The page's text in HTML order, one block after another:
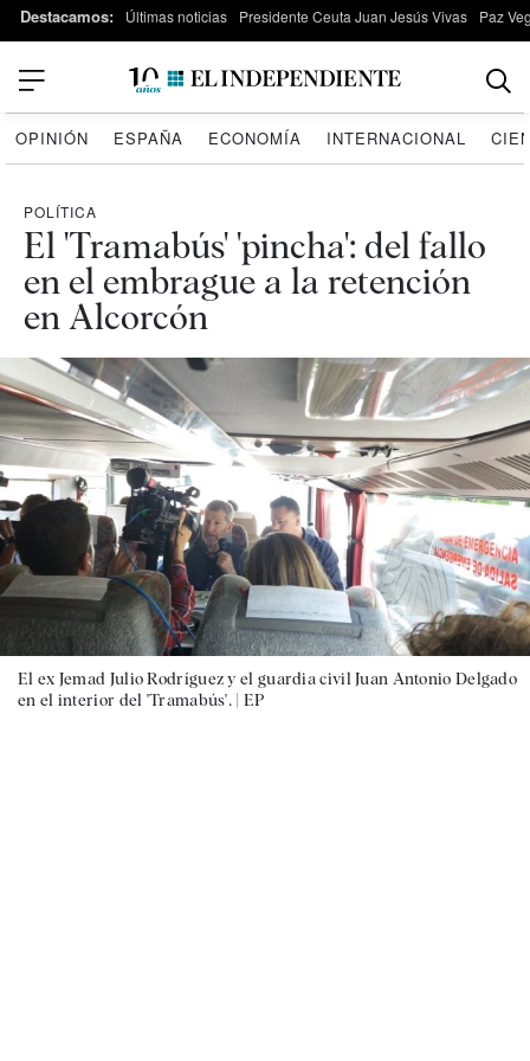
Destacamos: Últimas noticias Presidente Ceuta Juan Jesús Vivas Paz
OPINIÓN ESPAÑA ECONOMÍA INTERNACIONAL
POLÍTICA
El 'Tramabús' 'pincha': del fallo
en el embrague a la retención
en Alcorcón
El ex Jemad Julio Rodríguez y el guardia civil Juan Antonio Delgado
en el interior del 'Tramabús'. | EP